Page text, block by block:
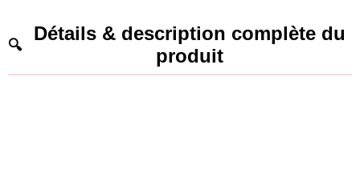
Détails & description complète du
produit